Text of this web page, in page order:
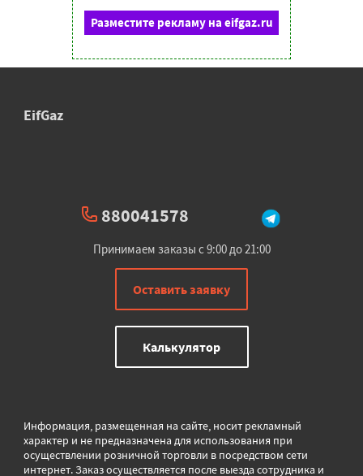
Разместите рекламу на eifgaz.ru
EifGaz
880041578
Принимаем заказы с 9:00 до 21:00
Оставить заявку
Калькулятор
Информация, размещенная на сайте, носит рекламный
характер и не предназначена для использования при
осуществлении розничной торговли в посредством сети
интернет. Заказ осуществляется после выезда сотрудника и